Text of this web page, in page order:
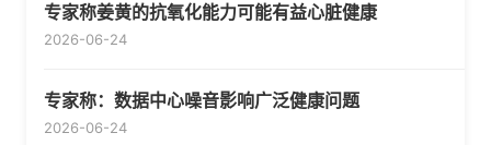
专家称姜黄的抗氧化能力可能有益心脏健康
2026-06-24
专家称：数据中心噪音影响广泛健康问题
2026-06-24